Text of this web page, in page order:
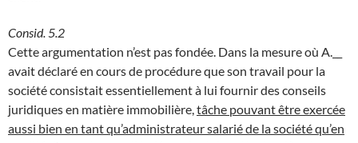
Consid. 5.2
Cette argumentation n’est pas fondée. Dans la mesure où A.__
avait déclaré en cours de procédure que son travail pour la
société consistait essentiellement à lui fournir des conseils
juridiques en matière immobilière, tâche pouvant être exercée
aussi bien en tant qu’administrateur salarié de la société qu’en